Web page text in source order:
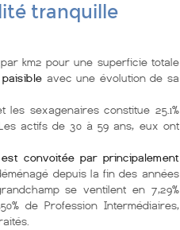
tranquille
km2 pour une superficie totale
paisible avec une évolution de sa
les sexagenaires constitue 25.1%
actifs de 30 à 59 ans, eux ont
est convoitée par principalement
depuis la fin des années
se ventilent en 7,29%
de Profession Intermédiaires,